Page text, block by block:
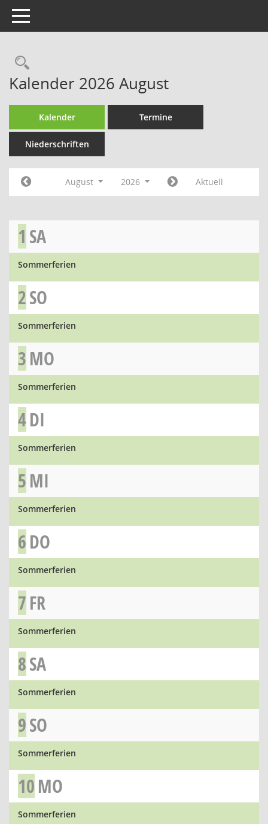
Toggle navigation
Rechercheauswahl
Kalender 2026 August
Kalender Termine
Niederschriften
August 2026 Aktuell
1 SA
Sommerferien
2SO
Sommerferien
3MO
Sommerferien
4DI
Sommerferien
5MI
Sommerferien
6DO
Sommerferien
7FR
Sommerferien
8SA
Sommerferien
9SO
Sommerferien
10MO
Sommerferien